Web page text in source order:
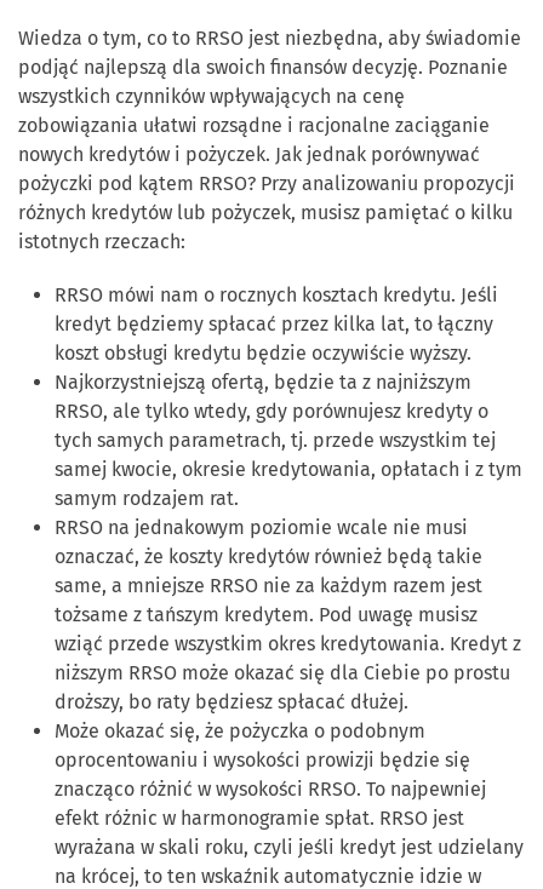
Wiedza o tym, co to RRSO jest niezbędna, aby świadomie
podjąć najlepszą dla swoich finansów decyzję. Poznanie
wszystkich czynników wpływających na cenę
zobowiązania ułatwi rozsądne i racjonalne zaciąganie
nowych kredytów i pożyczek. Jak jednak porównywać
pożyczki pod kątem RRSO? Przy analizowaniu propozycji
różnych kredytów lub pożyczek, musisz pamiętać o kilku
istotnych rzeczach:
RRSO mówi nam o rocznych kosztach kredytu. Jeśli
kredyt będziemy spłacać przez kilka lat, to łączny
koszt obsługi kredytu będzie oczywiście wyższy.
Najkorzystniejszą ofertą, będzie ta z najniższym
RRSO, ale tylko wtedy, gdy porównujesz kredyty o
tych samych parametrach, tj. przede wszystkim tej
samej kwocie, okresie kredytowania, opłatach i z tym
samym rodzajem rat.
RRSO na jednakowym poziomie wcale nie musi
oznaczać, że koszty kredytów również będą takie
same, a mniejsze RRSO nie za każdym razem jest
tożsame z tańszym kredytem. Pod uwagę musisz
wziąć przede wszystkim okres kredytowania. Kredyt z
niższym RRSO może okazać się dla Ciebie po prostu
droższy, bo raty będziesz spłacać dłużej.
Może okazać się, że pożyczka o podobnym
oprocentowaniu i wysokości prowizji będzie się
znacząco różnić w wysokości RRSO. To najpewniej
efekt różnic w harmonogramie spłat. RRSO jest
wyrażana w skali roku, czyli jeśli kredyt jest udzielany
na krócej, to ten wskaźnik automatycznie idzie w